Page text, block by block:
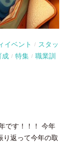
イベント / スタッ
成 / 特集 / 職業訓
です！！！ 今年
り返って今年の取